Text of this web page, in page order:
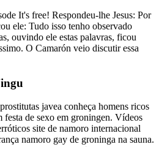
It's free! Respondeu-lhe Jesus: Por
ele: Tudo isso tenho observado
ouvindo ele estas palavras, ficou
O Camarón veio discutir essa
javea conheça homens ricos
de sexo em groningen. Vídeos
site de namoro internacional
namoro gay de groninga na sauna.